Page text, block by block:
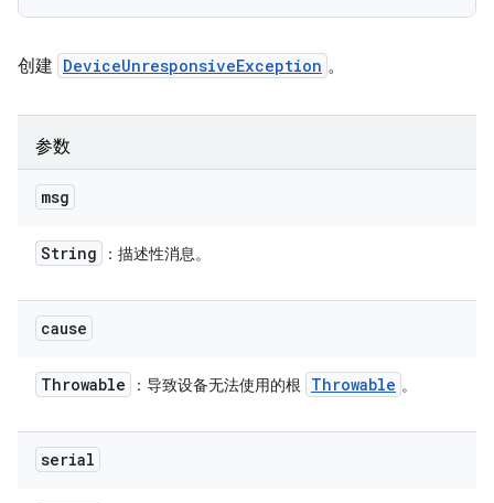
创建 DeviceUnresponsiveException 。
参数
msg
String ：描述性消息。
cause
Throwable ：导致设备无法使用的根 Throwable 。
serial